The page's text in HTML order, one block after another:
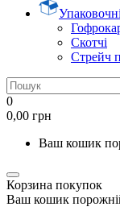
Скотчі
Стрейч
0
0,00 грн
Ваш кошик
Корзина покупок
Ваш кошик